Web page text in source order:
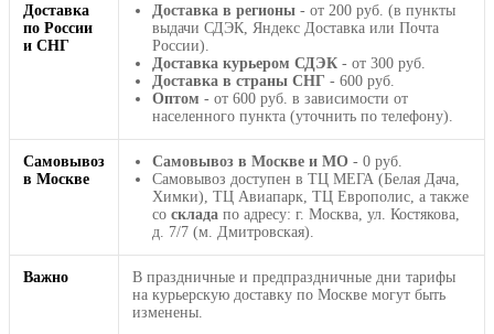
Доставка
по России
и СНГ
Доставка в регионы - от 200 руб. (в пункты
выдачи СДЭК, Яндекс Доставка или Почта
России).
Доставка курьером СДЭК - от 300 руб.
Доставка в страны СНГ - 600 руб.
Оптом - от 600 руб. в зависимости от
населенного пункта (уточнить по телефону).
Самовывоз
в Москве
Самовывоз в Москве и МО - 0 руб.
Самовывоз доступен в ТЦ МЕГА (Белая Дача,
Химки), ТЦ Авиапарк, ТЦ Европолис, а также
со склада по адресу: г. Москва, ул. Костякова,
д. 7/7 (м. Дмитровская).
Важно
В праздничные и предпраздничные дни тарифы
на курьерскую доставку по Москве могут быть
изменены.